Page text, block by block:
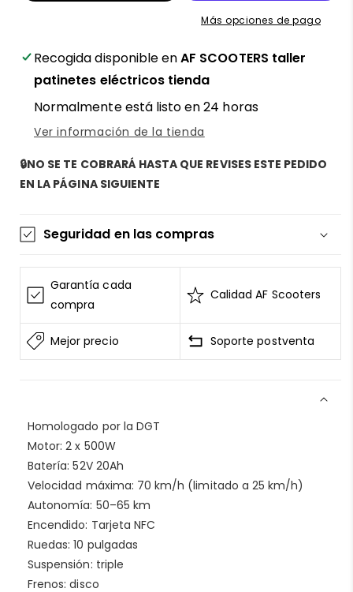
Xanzer,
3
ruedas
2000W:
bestia
legal
que
arrasa
Xanzer,
3
2000W:
¡La
bestia
legal
que
arrasa
Más opciones de pago
Recogida disponible enAF SCOOTERS taller
patinetes eléctricos tienda
Normalmente está listo en 24 horas
Ver información de la tienda
🔒NO SE TE COBRARÁ HASTA QUE REVISES ESTE PEDIDO
EN LA PÁGINA SIGUIENTE
Seguridad en las compras
La información de las tarjetas se mantiene
segura y sin riesgos
AF SCOOTERS
sigue el Estándar de Seguridad de
Datos para la Industria de Tarjeta de Pago
Todos los datos están cifrados
AF SCOOTERSbajo ninguna circunstancia
Entrega garantizada
Devolución si el artículo está dañado
Reembolso por 15 días sin actualizaciones
Reembolso por 30 días sin entrega
Consulta nuestra
Privacidad segura
EnAF SCOOTERS
Garantía cada
compra
Calidad AF Scooters
Mejor precio Soporte postventa
Homologado por la DGT
Motor: 2 x 500W
Batería: 52V 20Ah
Velocidad máxima: 70 km/h (limitado a 25 km/h)
Autonomía: 50–65 km
Encendido: Tarjeta NFC
Ruedas: 10 pulgadas
Suspensión: triple
Frenos: disco